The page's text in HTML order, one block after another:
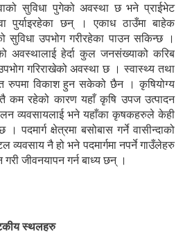
सुविधा पुगेको अवस्था छ भने प्राईभेट
पुर्याइरहेका छन् । एकाध ठाउँमा बाहेक
सुविधा उपभोग गरीरहेका पाउन सकिन्छ ।
अवस्थालाई हेर्दा कुल जनसंख्याको करिब
गरिराखेको अवस्था छ । स्वास्थ्य तथा
रुपमा विकाश हुन सकेको छैन । कृषियोग्य
कम रहेको कारण यहाँ कृषि उपज उत्पादन
व्यवसायलाई भने यहाँका कृषकहरुले केही
पदमार्ग क्षेत्रमा बसोबास गर्ने वासीन्दाको
व्यवसाय नै हो भने पदमार्गमा नपर्ने गाउँलेहरु
गरी जीवनयापन गर्न बाध्य छन् ।
स्थलहरु